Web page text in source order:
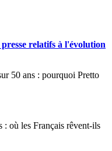
relatifs à l'évolution
50 ans : pourquoi Pretto
: où les Français rêvent-ils